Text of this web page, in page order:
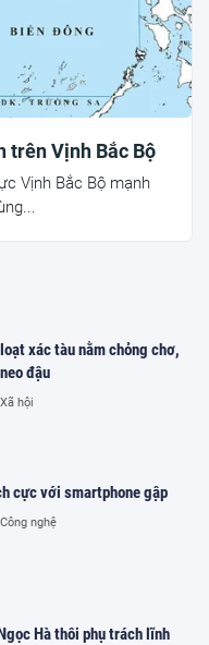
trên Vịnh Bắc Bộ
Vịnh Bắc Bộ mạnh
xác tàu nằm chỏng chơ,
đậu
Xã hội
cực với smartphone gập
Công nghệ
Hà thôi phụ trách lĩnh